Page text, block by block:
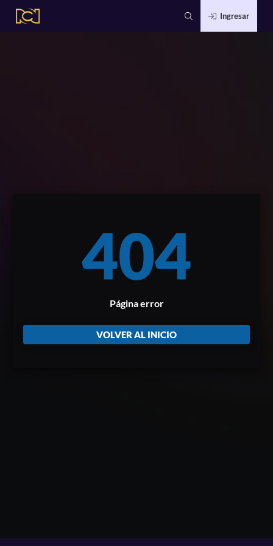
Ingresar
404
Página error
VOLVER AL INICIO